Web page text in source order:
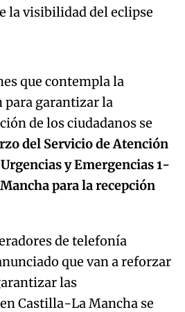
la visibilidad del eclipse
Try again
que contempla la
para garantizar la
de los ciudadanos se
del Servicio de Atención
y Emergencias 1-
para la recepción
de telefonía
que van a reforzar
las
Castilla-La Mancha se